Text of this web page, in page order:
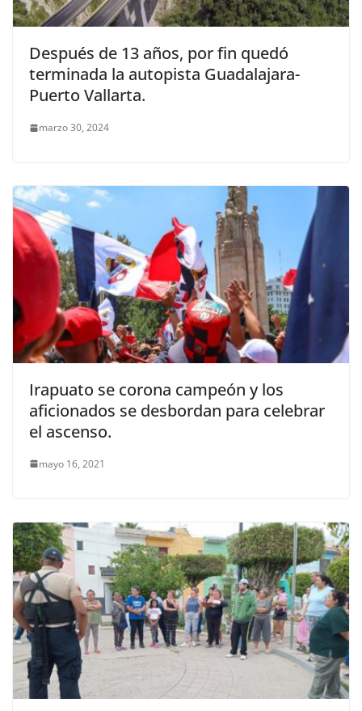
Después de 13 años, por fin quedó
terminada la autopista Guadalajara-
Puerto Vallarta.
marzo 30, 2024
Irapuato se corona campeón y los
aficionados se desbordan para celebrar
el ascenso.
mayo 16, 2021